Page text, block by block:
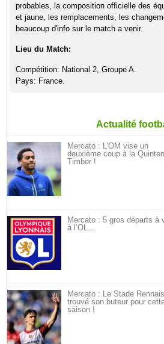
probables, la composition officielle des
et jaune, les remplacements, les
beaucoup d'info sur le match a venir.
Lieu du Match:
Compétition: National 2, Groupe A.
Pays: France.
Actualité
Mercato : L’OM vise un
deuxième coup à la Quinten
Timber !
Mercato : 5 gros départs à
à l’OL…
Mercato : Le Stade
trouvé son buteur pour
saison !